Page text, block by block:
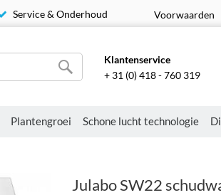
Service & Onderhoud Voorwaarden
Klantenservice
+ 31 (0) 418 - 760 319
Plantengroei Schone lucht technologie
Julabo SW22